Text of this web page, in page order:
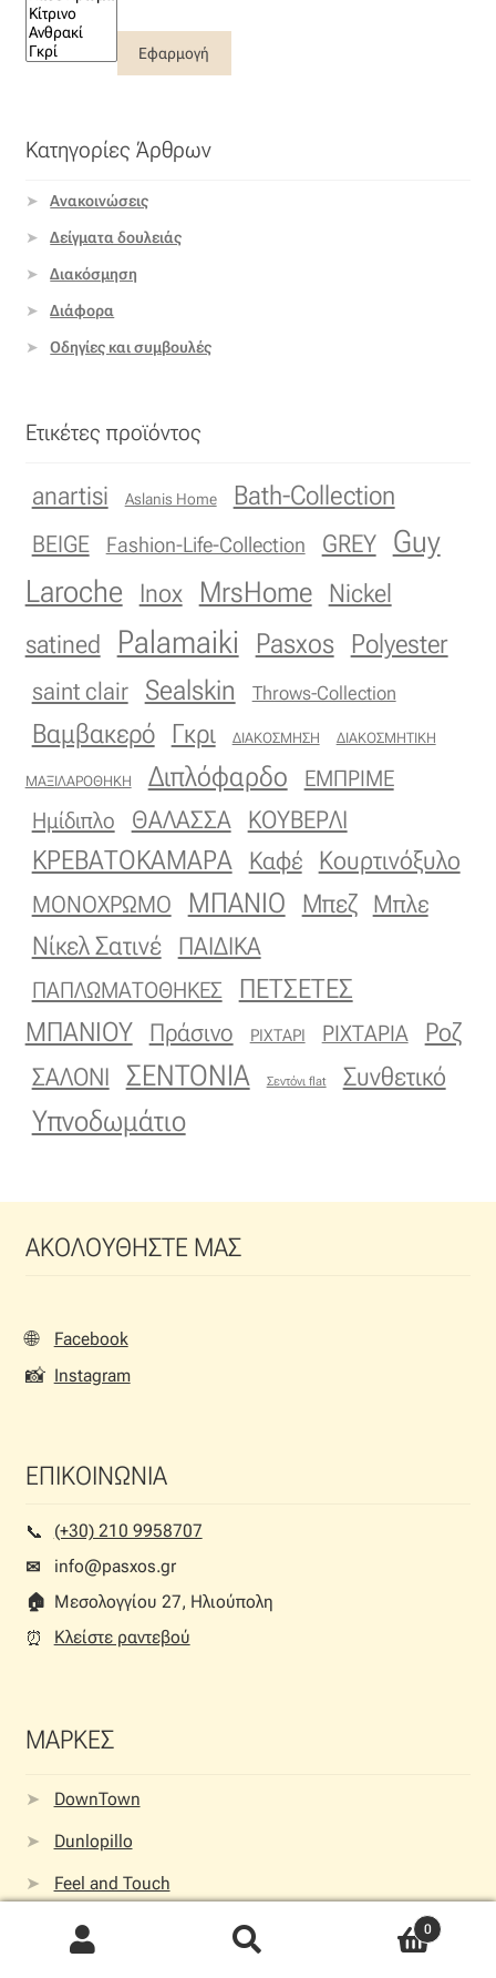
Εφαρμογή
Κατηγορίες Άρθρων
Ανακοινώσεις
Δείγματα δουλειάς
Διακόσμηση
Διάφορα
Οδηγίες και συμβουλές
Ετικέτες προϊόντος
anartisi Aslanis Home Bath-Collection
BEIGE Fashion-Life-Collection GREY
Guy
Laroche
Inox MrsHome
Nickel
satined
Palamaiki Pasxos Polyester
saint clair Sealskin Throws-Collection
Βαμβακερό Γκρι ΔΙΑΚΟΣΜΗΣΗ ΔΙΑΚΟΣΜΗΤΙΚΗ
ΜΑΞΙΛΑΡΟΘΗΚΗ Διπλόφαρδο
ΕΜΠΡΙΜΕ
Ημίδιπλο
ΘΑΛΑΣΣΑ ΚΟΥΒΕΡΛΙ
ΚΡΕΒΑΤΟΚΑΜΑΡΑ Καφέ Κουρτινόξυλο
ΜΟΝΟΧΡΩΜΟ ΜΠΑΝΙΟ Μπεζ Μπλε
Νίκελ Σατινέ ΠΑΙΔΙΚΑ
ΠΑΠΛΩΜΑΤΟΘΗΚΕΣ
ΠΕΤΣΕΤΕΣ
ΜΠΑΝΙΟΥ
Πράσινο ΡΙΧΤΑΡΙ ΡΙΧΤΑΡΙΑ Ροζ
ΣΑΛΟΝΙ ΣΕΝΤΟΝΙΑ Σεντόνι flat Συνθετικό
Υπνοδωμάτιο
ΑΚΟΛΟΥΘΗΣΤΕ ΜΑΣ
🌐 Facebook
📸 Instagram
ΕΠΙΚΟΙΝΩΝΙΑ
📞︎
(+30) 210 9958707
✉
info@pasxos.gr
🏠︎ Μεσολογγίου 27, Ηλιούπολη
⏰︎
Κλείστε ραντεβού
ΜΑΡΚΕΣ
DownTown
Dunlopillo
Feel and Touch
Guy Laroche
0